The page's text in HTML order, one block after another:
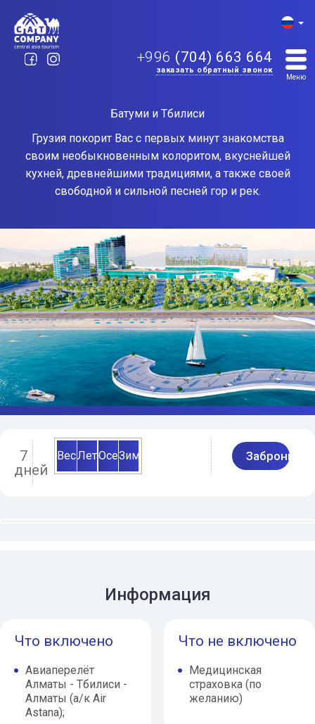
+996 (704) 663 664
заказать обратный звонок
Меню
Батуми и Тбилиси
Грузия покорит Вас с первых минут знакомства
своим необыкновенным колоритом, вкуснейшей
кухней, древнейшими традициями, а также своей
свободной и сильной песней гор и рек.
7
дней
ВеснаЛетоОсень
Зима
Информация
Что включено
Авиаперелёт
Алматы - Тбилиси -
Алматы (а/к Air
Astana);
Что не включено
Медицинская
страховка (по
желанию)